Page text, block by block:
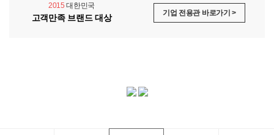
2015 대한민국
고객만족 브랜드 대상 기업 전용관 바로가기 >